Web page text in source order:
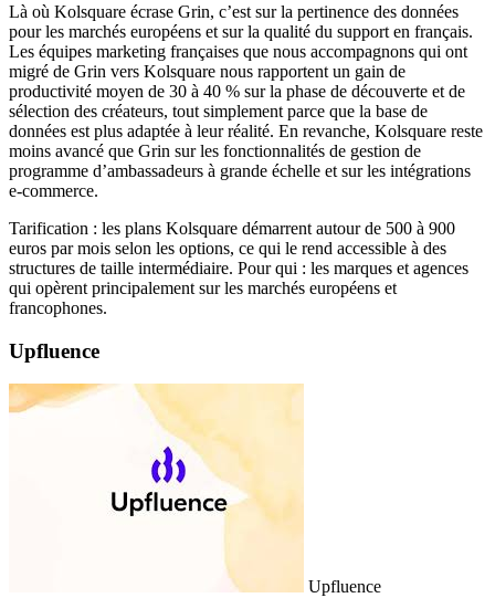
Là où Kolsquare écrase Grin, c’est sur la pertinence des données
pour les marchés européens et sur la qualité du support en français.
Les équipes marketing françaises que nous accompagnons qui ont
migré de Grin vers Kolsquare nous rapportent un gain de
productivité moyen de 30 à 40 % sur la phase de découverte et de
sélection des créateurs, tout simplement parce que la base de
données est plus adaptée à leur réalité. En revanche, Kolsquare reste
moins avancé que Grin sur les fonctionnalités de gestion de
programme d’ambassadeurs à grande échelle et sur les intégrations
e-commerce.
Tarification : les plans Kolsquare démarrent autour de 500 à 900
euros par mois selon les options, ce qui le rend accessible à des
structures de taille intermédiaire. Pour qui : les marques et agences
qui opèrent principalement sur les marchés européens et
francophones.
Upfluence
Upfluence